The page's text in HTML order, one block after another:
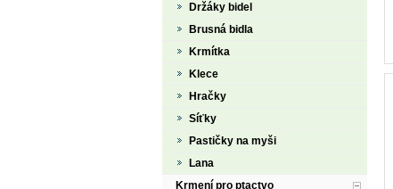
Držáky bidel
Brusná bidla
Krmítka
Klece
Hračky
Síťky
Pastičky na myši
Lana
Krmení pro ptactvo